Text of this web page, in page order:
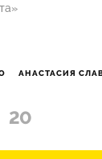
АНАСТАСИЯ
20